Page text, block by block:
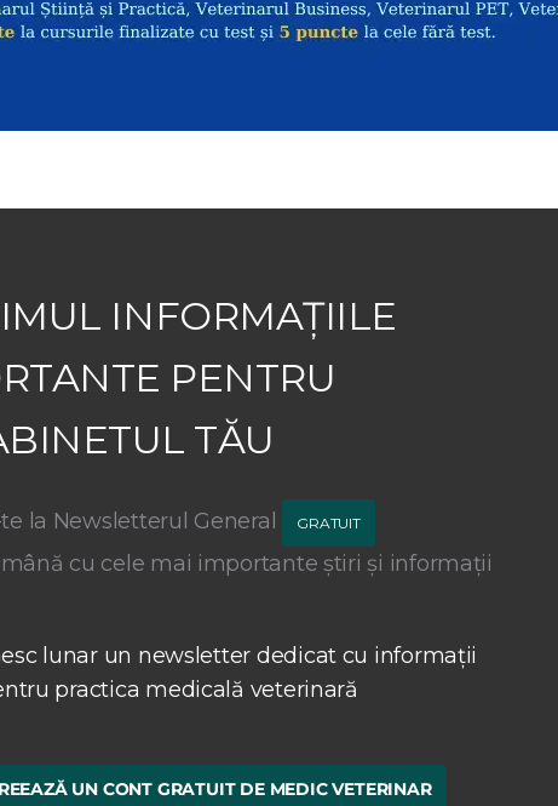
INFORMAȚIILE
PENTRU
TĂU
la Newsletterul General GRATUIT
cu cele mai importante știri și informații
lunar un newsletter dedicat cu informații
practica medicală veterinară
UN CONT GRATUIT DE MEDIC VETERINAR